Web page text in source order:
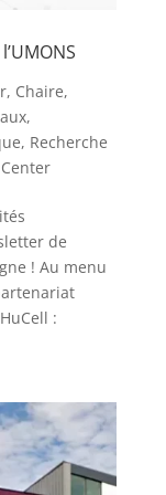
, Chaire,
,
, Recherche
de
! Au menu
: